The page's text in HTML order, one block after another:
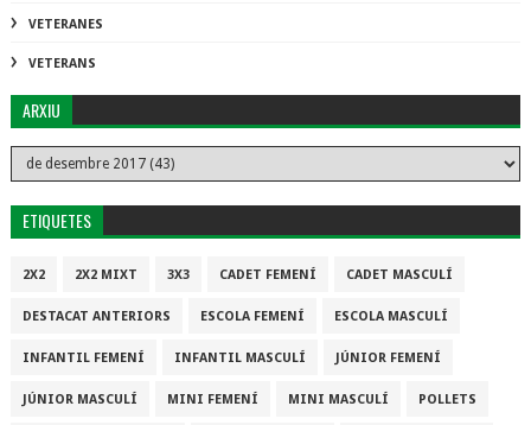
VETERANES
VETERANS
ARXIU
ETIQUETES
2X2 2X2 MIXT 3X3 CADET FEMENÍ CADET MASCULÍ
DESTACAT ANTERIORS ESCOLA FEMENÍ ESCOLA MASCULÍ
INFANTIL FEMENÍ INFANTIL MASCULÍ JÚNIOR FEMENÍ
JÚNIOR MASCULÍ MINI FEMENÍ MINI MASCULÍ POLLETS